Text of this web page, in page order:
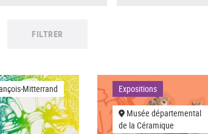
FILTRER
Mitterrand Expositions
Musée départemental
de la Céramique